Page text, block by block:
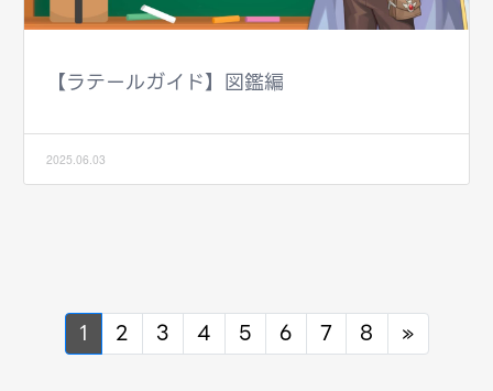
【ラテールガイド】図鑑編
2025.06.03
1 2 3 4 5 6 7 8 »Next